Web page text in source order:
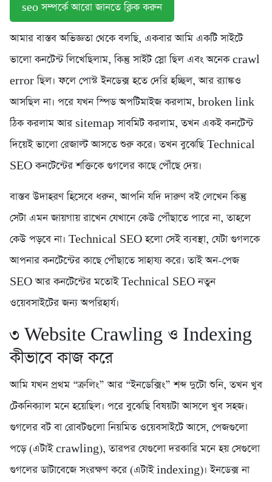
seo সম্পর্কে আরো জানতে ক্লিক করুন
আমার বাস্তব অভিজ্ঞতা থেকে বলছি, একবার আমি একটি সাইটে
ভালো কনটেন্ট লিখেছিলাম, কিন্তু সাইট স্লো ছিল এবং অনেক crawl
error ছিল। ফলে পোস্ট ইনডেক্স হতে দেরি হচ্ছিল, আর র‍্যাঙ্কও
আসছিল না। পরে যখন স্পিড অপটিমাইজ করলাম, broken link
ঠিক করলাম আর sitemap সাবমিট করলাম, তখন একই কনটেন্ট
দিয়েই ভালো রেজাল্ট আসতে শুরু করে। তখন বুঝেছি Technical
SEO কনটেন্টের শক্তিকে গুগলের কাছে পৌঁছে দেয়।
বাস্তব উদাহরণ হিসেবে ধরুন, আপনি যদি দারুণ বই লেখেন কিন্তু
সেটা এমন জায়গায় রাখেন যেখানে কেউ পৌঁছাতে পারে না, তাহলে
কেউ পড়বে না। Technical SEO হলো সেই ব্যবস্থা, যেটা গুগলকে
আপনার কনটেন্টের কাছে পৌঁছাতে সাহায্য করে। তাই অন-পেজ
SEO আর কনটেন্টের মতোই Technical SEO নতুন
ওয়েবসাইটের জন্য অপরিহার্য।
৩️ Website Crawling ও Indexing
কীভাবে কাজ করে
আমি যখন প্রথম “ক্রলিং” আর “ইনডেক্সিং” শব্দ দুটো শুনি, তখন খুব
টেকনিক্যাল মনে হয়েছিল। পরে বুঝেছি বিষয়টা আসলে খুব সহজ।
গুগলের বট বা রোবটগুলো নিয়মিত ওয়েবসাইটে আসে, পেজগুলো
পড়ে (এটাই crawling), তারপর যেগুলো দরকারি মনে হয় সেগুলো
গুগলের ডাটাবেজে সংরক্ষণ করে (এটাই indexing)। ইনডেক্স না